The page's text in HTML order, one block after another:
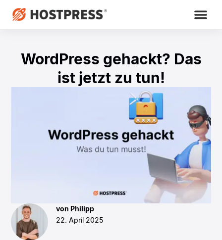
WordPress gehackt? Das
ist jetzt zu tun!
von Philipp
22. April 2025